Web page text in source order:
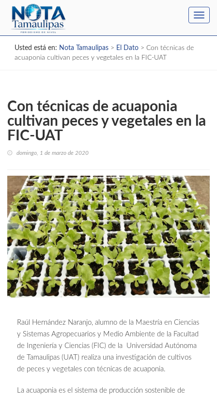
Usted está en: Nota Tamaulipas > El Dato > Con técnicas de
acuaponia cultivan peces y vegetales en la FIC-UAT
Con técnicas de acuaponia
cultivan peces y vegetales en la
FIC-UAT
domingo, 1 de marzo de 2020
Raúl Hernández Naranjo, alumno de la Maestría en Ciencias
y Sistemas Agropecuarios y Medio Ambiente de la Facultad
de Ingeniería y Ciencias (FIC) de la Universidad Autónoma
de Tamaulipas (UAT) realiza una investigación de cultivos
de peces y vegetales con técnicas de acuaponia.
La acuaponia es el sistema de producción sostenible de